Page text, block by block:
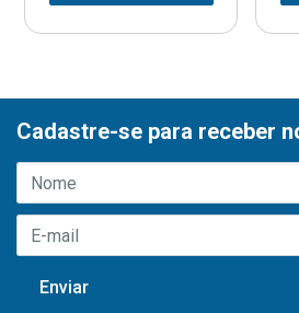
Cadastre-se para receber